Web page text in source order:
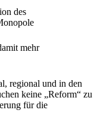
des
mehr
regional und in den
keine „Reform“ zu
für die